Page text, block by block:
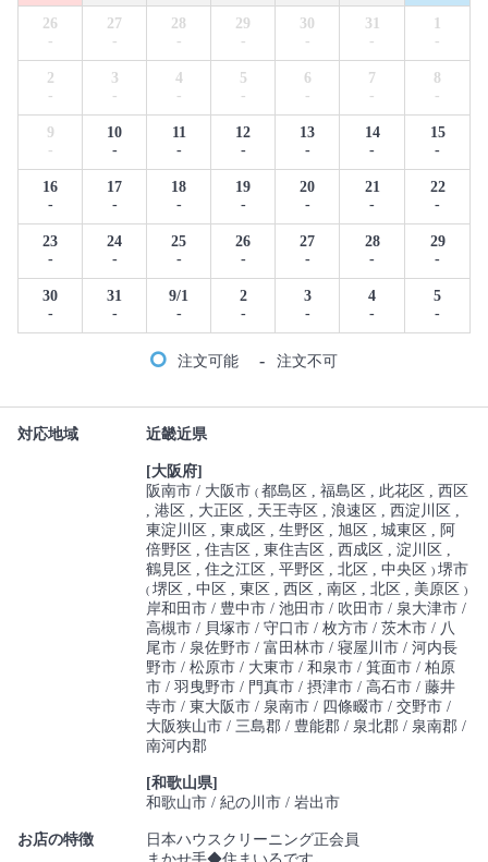
26
-
27
-
28
-
29
-
30
-
31
-
1
-
2
-
3
-
4
-
5
-
6
-
7
-
8
-
9
-
10
-
11
-
12
-
13
-
14
-
15
-
16
-
17
-
18
-
19
-
20
-
21
-
22
-
23
-
24
-
25
-
26
-
27
-
28
-
29
-
30
-
31
-
9/1
-
2
-
3
-
4
-
5
-
注文可能 - 注文不可
対応地域 近畿近県
[大阪府]
阪南市 大阪市(都島区 福島区 此花区
西区
港区
大正区 天王寺区 浪速区
西淀川区
東淀川区
東成区 生野区 旭区 城東区
阿
倍野区
住吉区 東住吉区 西成区
淀川区
鶴見区
住之江区 平野区 北区 中央区)堺市
(堺区 中区 東区 西区 南区 北区 美原区)
岸和田市 豊中市 池田市 吹田市 泉大津市
高槻市
貝塚市 守口市 枚方市 茨木市
八
尾市 泉佐野市 富田林市 寝屋川市 河内長
野市 松原市 大東市 和泉市 箕面市 柏原
市 羽曳野市 門真市 摂津市 高石市 藤井
寺市 東大阪市 泉南市 四條畷市 交野市
大阪狭山市 三島郡 豊能郡 泉北郡 泉南郡
南河内郡
[和歌山県]
和歌山市 紀の川市 岩出市
お店の特徴
日本ハウスクリーニング正会員